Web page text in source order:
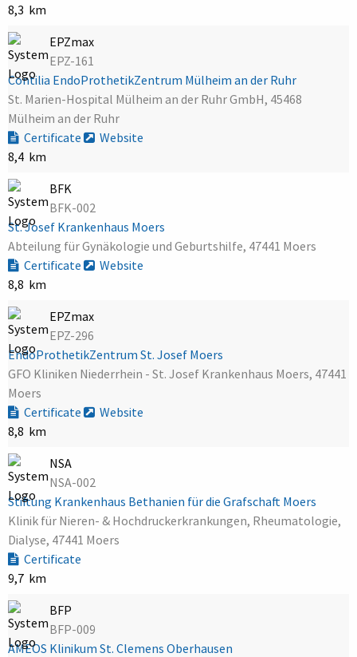
8,3 km
EPZmax
EPZ-161
Contilia EndoProthetikZentrum Mülheim an der Ruhr
St. Marien-Hospital Mülheim an der Ruhr GmbH, 45468
Mülheim an der Ruhr
Certificate
Website
8,4 km
BFK
BFK-002
St. Josef Krankenhaus Moers
Abteilung für Gynäkologie und Geburtshilfe, 47441 Moers
Certificate
Website
8,8 km
EPZmax
EPZ-296
EndoProthetikZentrum St. Josef Moers
GFO Kliniken Niederrhein - St. Josef Krankenhaus Moers, 47441
Moers
Certificate
Website
8,8 km
NSA
NSA-002
Stiftung Krankenhaus Bethanien für die Grafschaft Moers
Klinik für Nieren- & Hochdruckerkrankungen, Rheumatologie,
Dialyse, 47441 Moers
Certificate
9,7 km
BFP
BFP-009
AMEOS Klinikum St. Clemens Oberhausen